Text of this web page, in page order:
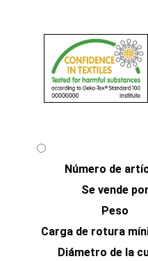
Número de
Se vende por
Peso
Carga de rotura
Diámetro de la